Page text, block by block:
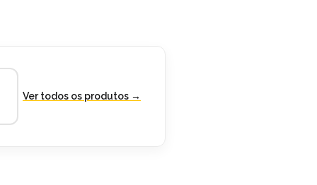
Ver todos os produtos →